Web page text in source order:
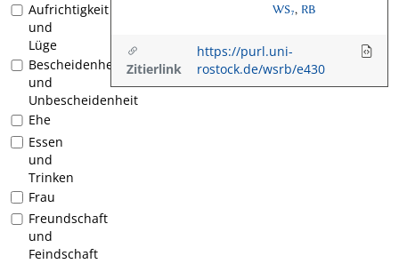
Aufrichtigkeit
und
Lüge
Bescheidenheit
und
Unbescheidenheit
Ehe
Essen
und
Trinken
Frau
Freundschaft
und
Feindschaft
WS₇, RB
Zitierlink
https://purl.uni-
rostock.de/wsrb/e430